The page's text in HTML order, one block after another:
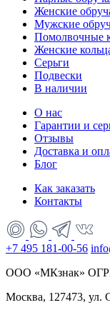
Женские
Мужские
Помолвочные
Женские
Серьги
Подвески
В наличии
О нас
Гарантии и
Отзывы
Доставка и
Блог
Как заказать
Контакты
+7 495 181-00-56
ООО «МКзнак»
Москва, 127473, ул.